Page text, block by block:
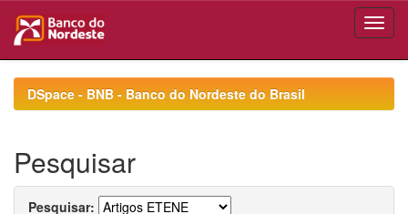
navigationDSpace - BNB - Banco do Nordeste do Brasil
Pesquisar
Pesquisar: